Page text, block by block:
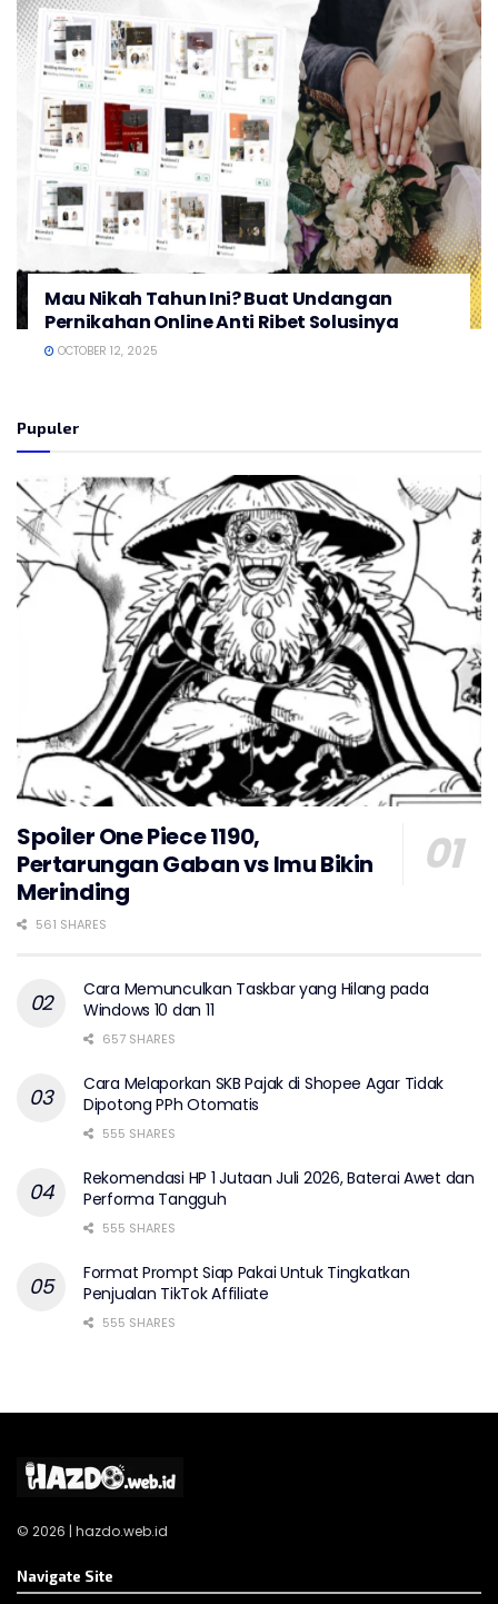
Mau Nikah Tahun Ini? Buat Undangan
Pernikahan Online Anti Ribet Solusinya
OCTOBER 12, 2025
Pupuler
Spoiler One Piece 1190,
Pertarungan Gaban vs Imu Bikin
Merinding
561 SHARES
Cara Memunculkan Taskbar yang Hilang pada
Windows 10 dan 11
657 SHARES
Cara Melaporkan SKB Pajak di Shopee Agar Tidak
Dipotong PPh Otomatis
555 SHARES
Rekomendasi HP 1 Jutaan Juli 2026, Baterai Awet dan
Performa Tangguh
555 SHARES
Format Prompt Siap Pakai Untuk Tingkatkan
Penjualan TikTok Affiliate
555 SHARES
© 2026 | hazdo.web.id
Navigate Site